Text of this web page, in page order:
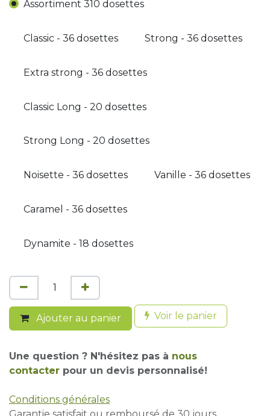
Assortiment 310 dosettes
Classic - 36 dosettes Strong - 36 dosettes
Extra strong - 36 dosettes
Classic Long - 20 dosettes
Strong Long - 20 dosettes
Noisette - 36 dosettes Vanille - 36 dosettes
Caramel - 36 dosettes
Dynamite - 18 dosettes
Ajouter au panier Voir le panier
Une question ? N'hésitez pas à nous
contacter pour un devis personnalisé!
Conditions générales
Garantie satisfait ou remboursé de 30 jours